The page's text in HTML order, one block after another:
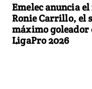
Emelec anuncia
Ronie Carrillo, el
máximo goleador
LigaPro 2026